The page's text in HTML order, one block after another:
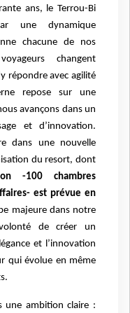
ans, le Terrou-Bi
une dynamique
chacune de nos
changent
répondre avec agilité
repose sur une
avançons dans un
et d’innovation.
dans une nouvelle
du resort, dont
-100 chambres
est prévue en
majeure dans notre
de créer un
et l’innovation
qui évolue en même
une ambition claire :